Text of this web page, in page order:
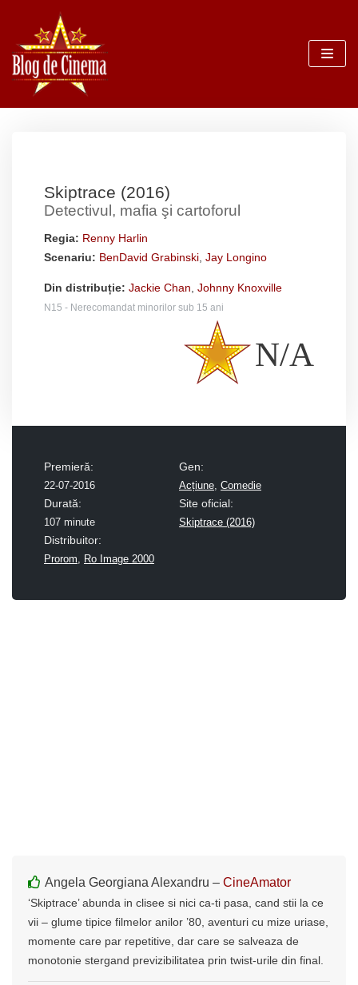
Sari
la
conținut
Skiptrace (2016)
Detectivul, mafia şi cartoforul
Regia: Renny Harlin
Scenariu: BenDavid Grabinski Jay Longino
Din distribuție: Jackie Chan Johnny Knoxville
N15 - Nerecomandat minorilor sub 15 ani
N/A
Premieră:
22-07-2016
Gen:
Acțiune Comedie
Durată:
107 minute
Site oficial:
Skiptrace (2016)
Distribuitor:
Prorom Ro Image 2000
Angela Georgiana Alexandru – CineAmator
‘Skiptrace’ abunda in clisee si nici ca-ti pasa, cand stii la ce
vii – glume tipice filmelor anilor ’80, aventuri cu mize uriase,
momente care par repetitive, dar care se salveaza de
monotonie stergand previzibilitatea prin twist-urile din final.